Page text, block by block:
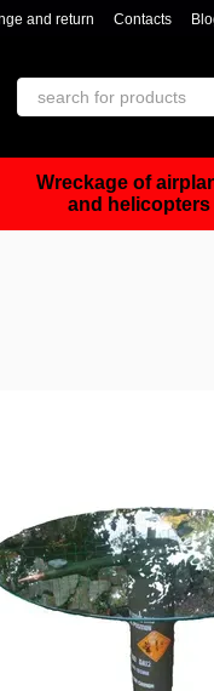
and return Contacts
Wreckage of
and helicopters